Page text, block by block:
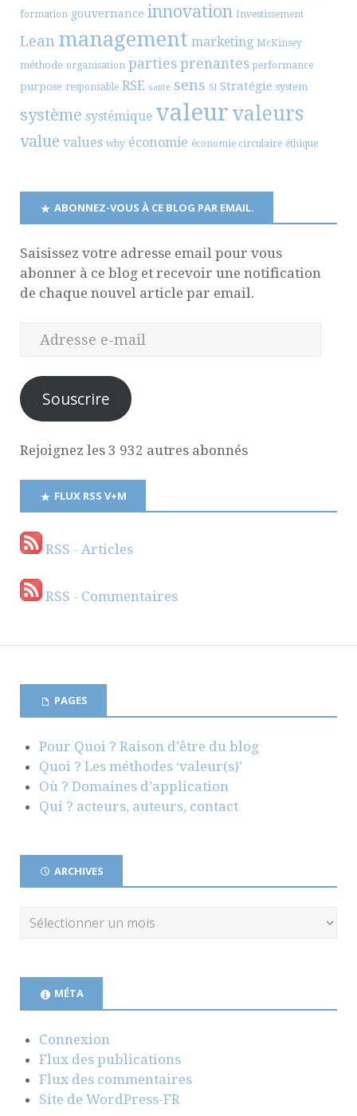
formation gouvernance innovation Investissement
Lean management marketing McKinsey
méthode organisation parties prenantes performance
purpose responsable RSE santé sens SI Stratégie system
système systémique valeur valeurs
value values why économie économie circulaire éthique
ABONNEZ-VOUS À CE BLOG PAR EMAIL.
Saisissez votre adresse email pour vous
abonner à ce blog et recevoir une notification
de chaque nouvel article par email.
Souscrire
Rejoignez les 3 932 autres abonnés
FLUX RSS V+M
RSS - Articles
RSS - Commentaires
PAGES
Pour Quoi ? Raison d’être du blog
Quoi ? Les méthodes ‘valeur(s)’
Où ? Domaines d’application
Qui ? acteurs, auteurs, contact
ARCHIVES
MÉTA
Connexion
Flux des publications
Flux des commentaires
Site de WordPress-FR